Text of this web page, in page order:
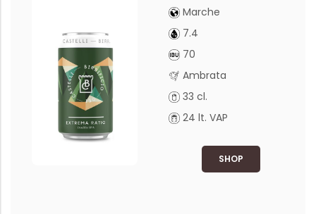
Marche
7.4
70
Ambrata
33 cl.
24 lt. VAP
SHOP